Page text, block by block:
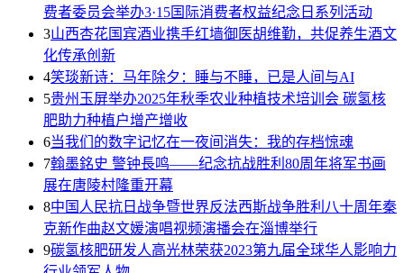
费者委员会举办3·15国际消费者权益纪念日系列活动
3山西杏花国宾酒业携手红墙御医胡维勤，共促养生酒文
化传承创新
4笑琰新诗：马年除夕：睡与不睡，已是人间与AI
5贵州玉屏举办2025年秋季农业种植技术培训会 碳氢核
肥助力种植户增产增收
6当我们的数字记忆在一夜间消失：我的存档惊魂
7翰墨銘史 警钟長鸣——纪念抗战胜利80周年将军书画
展在唐陵村隆重开幕
8中国人民抗日战争暨世界反法西斯战争胜利八十周年秦
克新作曲赵文媛演唱视频演播会在淄博举行
9碳氢核肥研发人高光林荣获2023第九届全球华人影响力